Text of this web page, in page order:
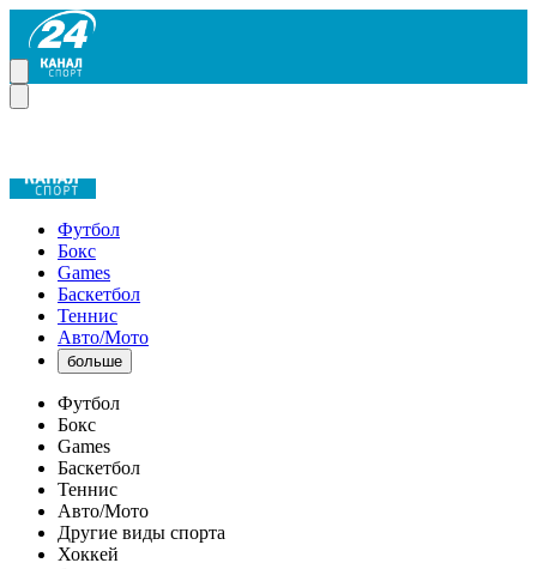
Футбол
Бокс
Games
Баскетбол
Теннис
Авто/Мото
больше
Футбол
Бокс
Games
Баскетбол
Теннис
Авто/Мото
Другие виды спорта
Хоккей